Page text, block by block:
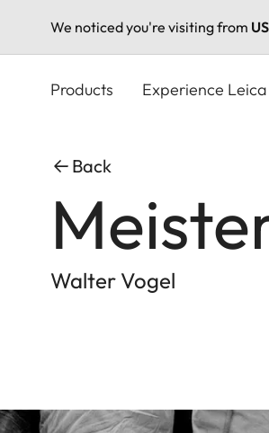
We noticed you're visiting from
Products Experience Leica
Back
Walter Vogel